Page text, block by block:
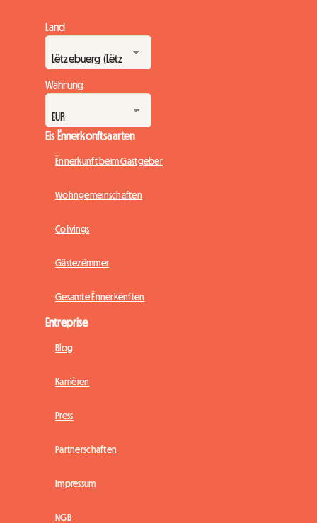
Land
Währung
Eis Ënnerkonftsaarten
Ënnerkunft beim Gastgeber
Wohngemeinschaften
Colivings
Gästezëmmer
Gesamte Ënnerkënften
Entreprise
Blog
Karrièren
Press
Partnerschaften
Impressum
NGB